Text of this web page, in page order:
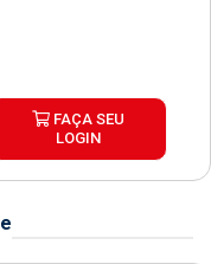
FAÇA SEU
LOGIN